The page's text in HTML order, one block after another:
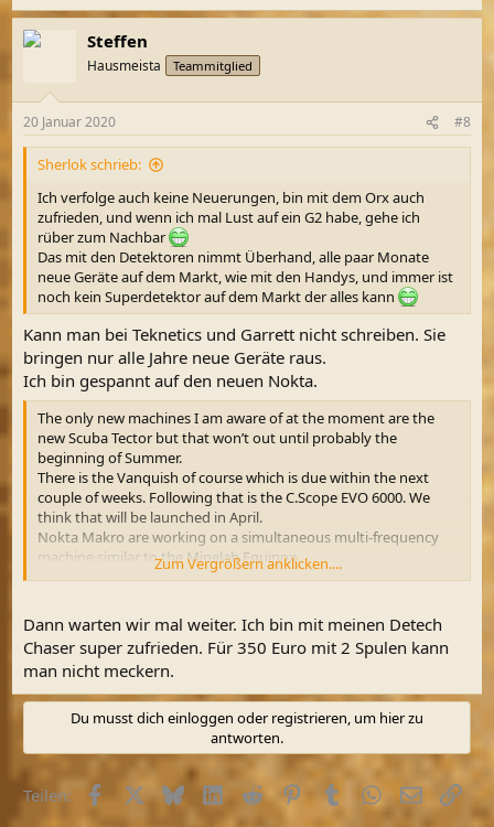
Steffen
Hausmeista Teammitglied
20 Januar 2020 #8
Sherlok schrieb:
Ich verfolge auch keine Neuerungen, bin mit dem Orx auch
zufrieden, und wenn ich mal Lust auf ein G2 habe, gehe ich
rüber zum Nachbar
Das mit den Detektoren nimmt Überhand, alle paar Monate
neue Geräte auf dem Markt, wie mit den Handys, und immer ist
noch kein Superdetektor auf dem Markt der alles kann
Kann man bei Teknetics und Garrett nicht schreiben. Sie
bringen nur alle Jahre neue Geräte raus.
Ich bin gespannt auf den neuen Nokta.
The only new machines I am aware of at the moment are the
new Scuba Tector but that won’t out until probably the
beginning of Summer.
There is the Vanquish of course which is due within the next
couple of weeks. Following that is the C.Scope EVO 6000. We
think that will be launched in April.
Nokta Makro are working on a simultaneous multi-frequency
machine similar to the Minelab Equinox.
I am not aware of anything else at the moment.
############
Zum Vergrößern anklicken....
Dann warten wir mal weiter. Ich bin mit meinen Detech
Chaser super zufrieden. Für 350 Euro mit 2 Spulen kann
man nicht meckern.
Du musst dich einloggen oder registrieren, um hier zu
antworten.
Teilen: FacebookX (Twitter)
BlueskyLinkedInReddit PinterestTumblrWhatsApp
E-MailLink